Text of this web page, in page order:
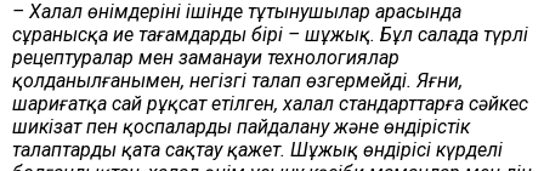
– Халал өнімдерінің ішінде тұтынушылар арасында
сұранысқа ие тағамдардың бірі – шұжық. Бұл салада түрлі
рецептуралар мен заманауи технологиялар
қолданылғанымен, негізгі талап өзгермейді. Яғни,
шариғатқа сай рұқсат етілген, халал стандарттарға сәйкес
шикізат пен қоспаларды пайдалану және өндірістік
талаптарды қатаң сақтау қажет. Шұжық өндірісі күрделі